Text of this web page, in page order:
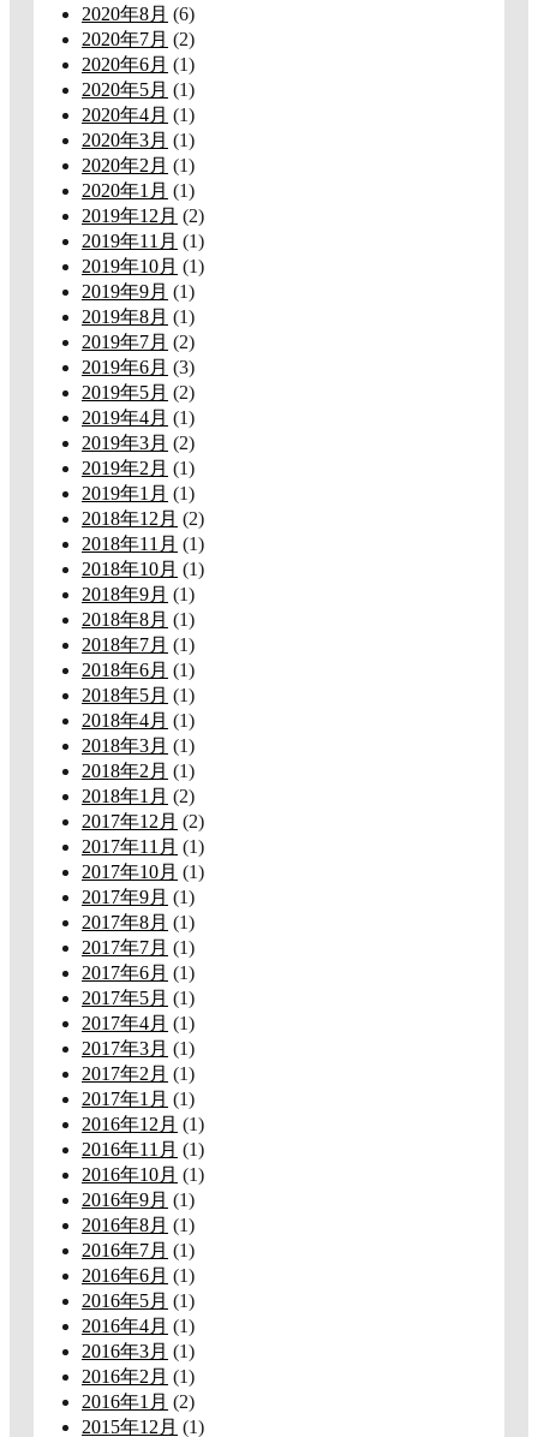
2020年8月 (6)
2020年7月 (2)
2020年6月 (1)
2020年5月 (1)
2020年4月 (1)
2020年3月 (1)
2020年2月 (1)
2020年1月 (1)
2019年12月 (2)
2019年11月 (1)
2019年10月 (1)
2019年9月 (1)
2019年8月 (1)
2019年7月 (2)
2019年6月 (3)
2019年5月 (2)
2019年4月 (1)
2019年3月 (2)
2019年2月 (1)
2019年1月 (1)
2018年12月 (2)
2018年11月 (1)
2018年10月 (1)
2018年9月 (1)
2018年8月 (1)
2018年7月 (1)
2018年6月 (1)
2018年5月 (1)
2018年4月 (1)
2018年3月 (1)
2018年2月 (1)
2018年1月 (2)
2017年12月 (2)
2017年11月 (1)
2017年10月 (1)
2017年9月 (1)
2017年8月 (1)
2017年7月 (1)
2017年6月 (1)
2017年5月 (1)
2017年4月 (1)
2017年3月 (1)
2017年2月 (1)
2017年1月 (1)
2016年12月 (1)
2016年11月 (1)
2016年10月 (1)
2016年9月 (1)
2016年8月 (1)
2016年7月 (1)
2016年6月 (1)
2016年5月 (1)
2016年4月 (1)
2016年3月 (1)
2016年2月 (1)
2016年1月 (2)
2015年12月 (1)